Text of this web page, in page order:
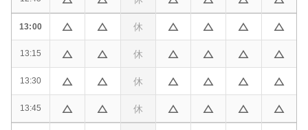
13:00
13:15
13:30
13:45
休
休
休
休